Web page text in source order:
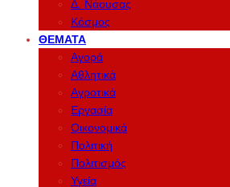
Δ. Νάουσας
Κόσμος
ΘΈΜΑΤΑ
Αγορά
Αθλητικά
Αγροτικά
Εργασία
Οικονομικά
Πολιτική
Πολιτισμός
Υγεία